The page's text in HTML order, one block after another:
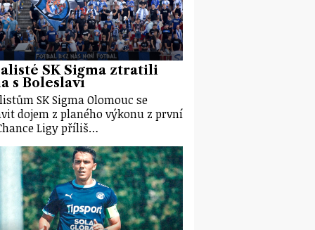
SK Sigma ztratili
s Boleslaví
SK Sigma Olomouc se
dojem z planého výkonu z první
Ligy příliš…